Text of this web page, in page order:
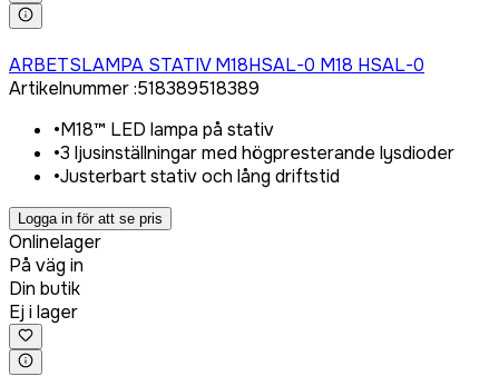
ARBETSLAMPA STATIV M18HSAL-0 M18 HSAL-0
Artikelnummer:518389518389
•M18™ LED lampa på stativ
•3 ljusinställningar med högpresterande lysdioder
•Justerbart stativ och lång driftstid
Logga in för att se pris
Onlinelager
På väg in
Din butik
Ej i lager